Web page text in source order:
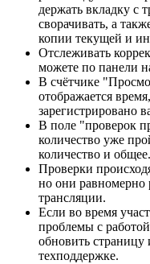
держать вкладку с
сворачивать, а
копии текущей и
Отслеживать
можете по панели
В счётчике
отображается
зарегистрировано
В поле "проверок
количество уже
количество и общее.
Проверки
но они равномерно
трансляции.
Если во время
проблемы с
обновить
техподдержке.